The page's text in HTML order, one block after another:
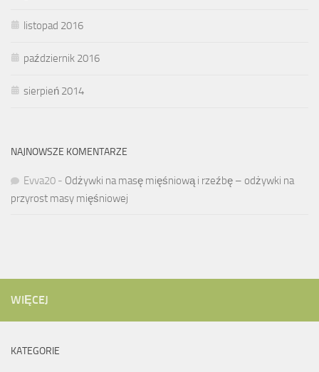
listopad 2016
październik 2016
sierpień 2014
NAJNOWSZE KOMENTARZE
Evva20 - Odżywki na masę mięśniową i rzeźbę – odżywki na
przyrost masy mięśniowej
WIĘCEJ
KATEGORIE